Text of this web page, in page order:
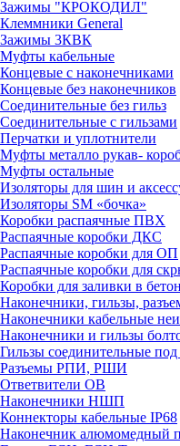
Зажимы "КРОКОДИЛ"
Клеммники General
Зажимы 3КВК
Муфты кабельные
Концевые с наконечниками
Концевые без наконечников
Соединительные без гильз
Соединительные с гильзами
Перчатки и уплотнители
Муфты металло рукав-
Муфты остальные
Изоляторы для шин и
Изоляторы SM «бочка»
Коробки распаячные ПВХ
Распаячные коробки ДКС
Распаячные коробки для ОП
Распаячные коробки для
Коробки для заливки в бетон
Наконечники, гильзы,
Наконечники кабельные
Наконечники и гильзы
Гильзы соединительные
Разъемы РПИ, РШИ
Ответвители ОВ
Наконечники НШП
Коннекторы кабельные IP68
Наконечник алюмомедный